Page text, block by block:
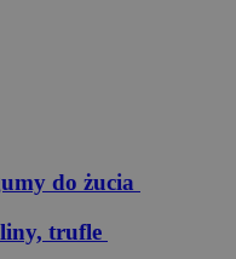
do żucia
trufle